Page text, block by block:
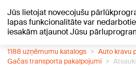
Jūs lietojat novecojušu
lapas funkcionalitāte var
iesakām atjaunot Jūsu
+15°C
1188 uzņēmumu katalogs
Auto kravu
Gačas transporta pakalpojumi